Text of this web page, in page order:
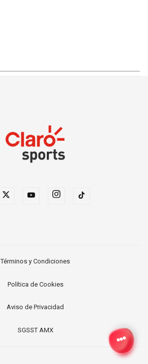
Términos y Condiciones
Política de Cookies
Aviso de Privacidad
SGSST AMX